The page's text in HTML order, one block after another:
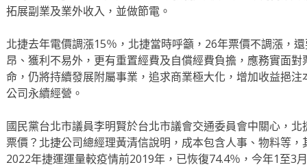
拓展副業及業外收入，並做節電。
北捷去年電價調漲15％，北捷當時呼籲，26年票價不調漲，
昂、獲利不易外，更有重置經費及自償經費負擔，應務實面
命，仍將持續發展附屬事業，追求商業極大化，增加收益挹
公司永續經營。
國民黨台北市議員李明賢於台北市議會交通委員會中關心，
票價？北捷公司總經理黃清信說明，成本包含人事、物料等
2022年捷運運量較疫情前2019年，已恢復74.4％，今年1至3